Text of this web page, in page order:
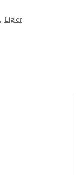
, Ligier